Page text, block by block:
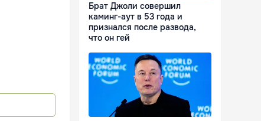
Брат Джоли совершил
каминг-аут в 53 года и
признался после развода,
что он гей